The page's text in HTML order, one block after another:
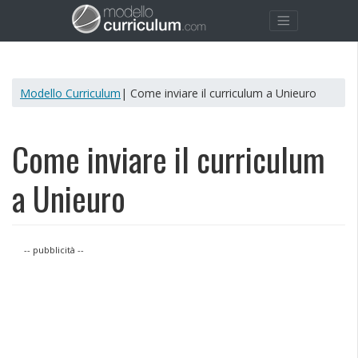
Modello Curriculum | Come inviare il curriculum a Unieuro
Come inviare il curriculum
a Unieuro
-- pubblicità --